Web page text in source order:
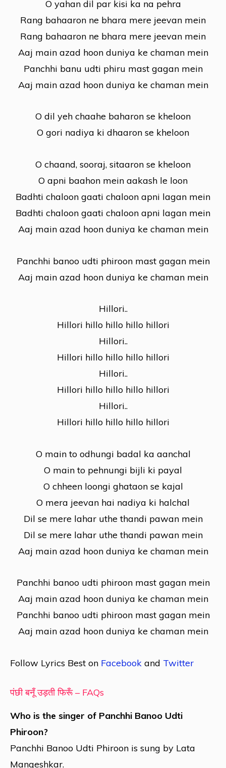
O yahan dil par kisi ka na pehra
Rang bahaaron ne bhara mere jeevan mein
Rang bahaaron ne bhara mere jeevan mein
Aaj main azad hoon duniya ke chaman mein
Panchhi banu udti phiru mast gagan mein
Aaj main azad hoon duniya ke chaman mein
O dil yeh chaahe baharon se kheloon
O gori nadiya ki dhaaron se kheloon
O chaand, sooraj, sitaaron se kheloon
O apni baahon mein aakash le loon
Badhti chaloon gaati chaloon apni lagan mein
Badhti chaloon gaati chaloon apni lagan mein
Aaj main azad hoon duniya ke chaman mein
Panchhi banoo udti phiroon mast gagan mein
Aaj main azad hoon duniya ke chaman mein
Hillori..
Hillori hillo hillo hillo hillori
Hillori..
Hillori hillo hillo hillo hillori
Hillori..
Hillori hillo hillo hillo hillori
Hillori..
Hillori hillo hillo hillo hillori
O main to odhungi badal ka aanchal
O main to pehnungi bijli ki payal
O chheen loongi ghataon se kajal
O mera jeevan hai nadiya ki halchal
Dil se mere lahar uthe thandi pawan mein
Dil se mere lahar uthe thandi pawan mein
Aaj main azad hoon duniya ke chaman mein
Panchhi banoo udti phiroon mast gagan mein
Aaj main azad hoon duniya ke chaman mein
Panchhi banoo udti phiroon mast gagan mein
Aaj main azad hoon duniya ke chaman mein
Follow Lyrics Best on Facebook and Twitter
पंछी बनूँ उड़ती फिरूँ – FAQs
Who is the singer of Panchhi Banoo Udti
Phiroon?
Panchhi Banoo Udti Phiroon is sung by Lata
Mangeshkar.